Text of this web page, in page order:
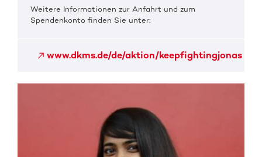
Weitere Informationen zur Anfahrt und zum
Spendenkonto finden Sie unter:
www.dkms.de/de/aktion/keepfightingjonas